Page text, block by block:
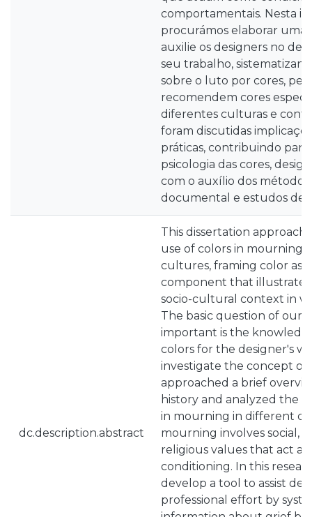
comportamentais. Nesta
procurámos elaborar
auxilie os designers no
seu trabalho,
sobre o luto por cores,
recomendem cores
diferentes culturas e
foram discutidas
práticas, contribuindo para
psicologia das cores,
com o auxílio dos métodos
documental e estudos de
dc.description.abstract
This dissertation
use of colors in mourning
cultures, framing color as
component that
socio-cultural context in
The basic question of our
important is the
colors for the designer's
investigate the concept of
approached a brief
history and analyzed the
in mourning in different
mourning involves social,
religious values that act as
conditioning. In this
develop a tool to assist
professional effort by